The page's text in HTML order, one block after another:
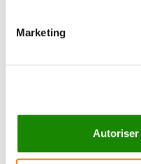
Marketing
Autoriser
Message*